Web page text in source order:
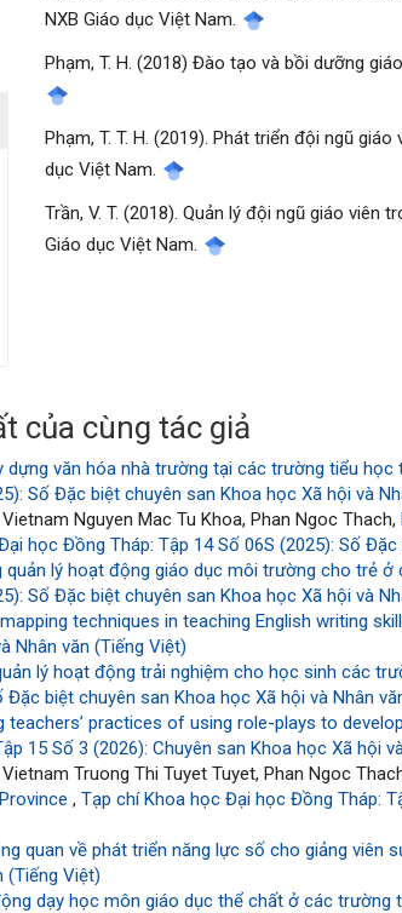
NXB Giáo dục Việt Nam.
Phạm, T. H. (2018) Đào tạo và bồi dưỡng
Phạm, T. T. H. (2019). Phát triển đội ngũ
dục Việt Nam.
Trần, V. T. (2018). Quản lý đội ngũ giáo
Giáo dục Việt Nam.
của cùng tác giả
dựng văn hóa nhà trường tại các trường tiểu
Số Đặc biệt chuyên san Khoa học Xã hội và
Nguyen Mac Tu Khoa, Phan Ngoc Thach,
học Đồng Tháp: Tập 14 Số 06S (2025): Số
quản lý hoạt động giáo dục môi trường cho trẻ
Số Đặc biệt chuyên san Khoa học Xã hội và
techniques in teaching English writing
Nhân văn (Tiếng Việt)
lý hoạt động trải nghiệm cho học sinh các
biệt chuyên san Khoa học Xã hội và Nhân
teachers’ practices of using role-plays to
15 Số 3 (2026): Chuyên san Khoa học Xã hội
Truong Thi Tuyet Tuyet, Phan Ngoc
,Tạp chí Khoa học Đại học Đồng Tháp:
quan về phát triển năng lực số cho giảng viên
(Tiếng Việt)
dạy học môn giáo dục thể chất ở các